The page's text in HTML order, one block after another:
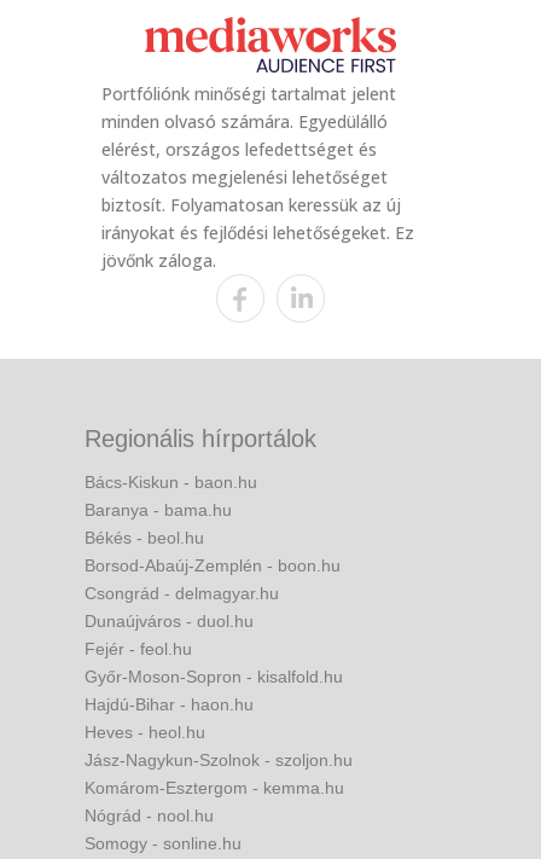
Portfóliónk minőségi tartalmat jelent
minden olvasó számára. Egyedülálló
elérést, országos lefedettséget és
változatos megjelenési lehetőséget
biztosít. Folyamatosan keressük az új
irányokat és fejlődési lehetőségeket. Ez
jövőnk záloga.
Regionális hírportálok
Bács-Kiskun - baon.hu
Baranya - bama.hu
Békés - beol.hu
Borsod-Abaúj-Zemplén - boon.hu
Csongrád - delmagyar.hu
Dunaújváros - duol.hu
Fejér - feol.hu
Győr-Moson-Sopron - kisalfold.hu
Hajdú-Bihar - haon.hu
Heves - heol.hu
Jász-Nagykun-Szolnok - szoljon.hu
Komárom-Esztergom - kemma.hu
Nógrád - nool.hu
Somogy - sonline.hu